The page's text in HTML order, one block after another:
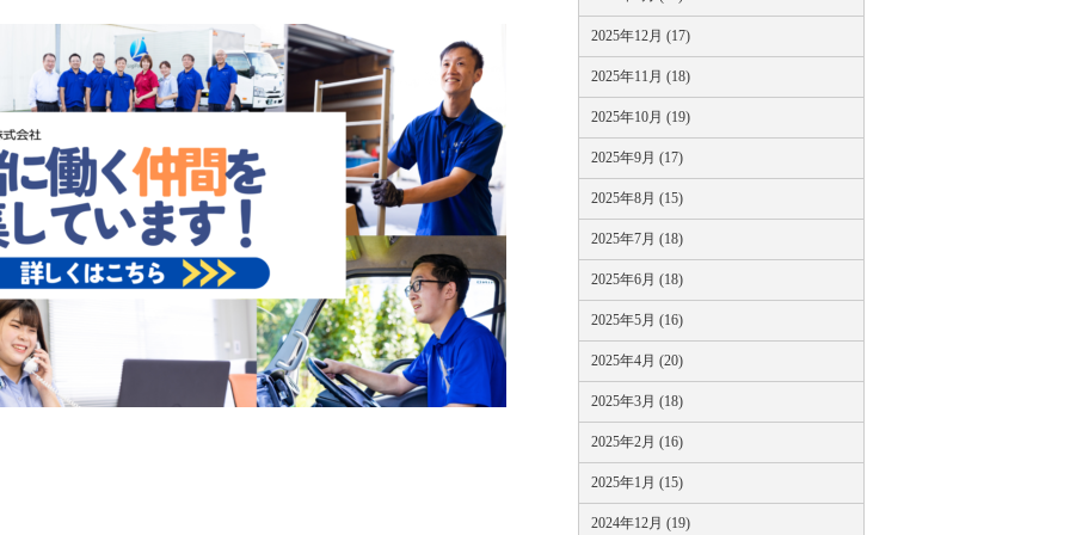
2025年12月 (17)
2025年11月 (18)
2025年10月 (19)
2025年9月 (17)
2025年8月 (15)
2025年7月 (18)
2025年6月 (18)
2025年5月 (16)
2025年4月 (20)
2025年3月 (18)
2025年2月 (16)
2025年1月 (15)
2024年12月 (19)